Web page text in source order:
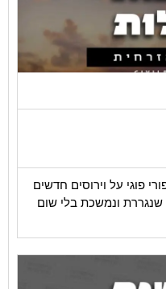
פוגי על וירוסים חדשים
שנגררת ונמשכת בלי שום